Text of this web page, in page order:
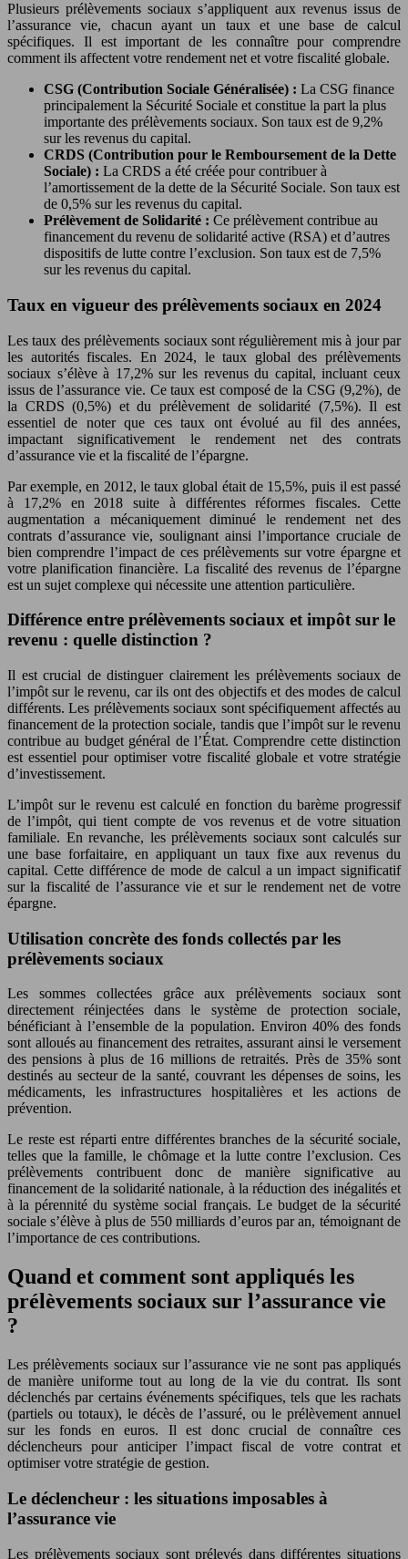
Plusieurs prélèvements sociaux s’appliquent aux revenus issus de
l’assurance vie, chacun ayant un taux et une base de calcul
spécifiques. Il est important de les connaître pour comprendre
comment ils affectent votre rendement net et votre fiscalité globale.
CSG (Contribution Sociale Généralisée) : La CSG finance
principalement la Sécurité Sociale et constitue la part la plus
importante des prélèvements sociaux. Son taux est de 9,2%
sur les revenus du capital.
CRDS (Contribution pour le Remboursement de la Dette
Sociale) : La CRDS a été créée pour contribuer à
l’amortissement de la dette de la Sécurité Sociale. Son taux est
de 0,5% sur les revenus du capital.
Prélèvement de Solidarité : Ce prélèvement contribue au
financement du revenu de solidarité active (RSA) et d’autres
dispositifs de lutte contre l’exclusion. Son taux est de 7,5%
sur les revenus du capital.
Taux en vigueur des prélèvements sociaux en 2024
Les taux des prélèvements sociaux sont régulièrement mis à jour par
les autorités fiscales. En 2024, le taux global des prélèvements
sociaux s’élève à 17,2% sur les revenus du capital, incluant ceux
issus de l’assurance vie. Ce taux est composé de la CSG (9,2%), de
la CRDS (0,5%) et du prélèvement de solidarité (7,5%). Il est
essentiel de noter que ces taux ont évolué au fil des années,
impactant significativement le rendement net des contrats
d’assurance vie et la fiscalité de l’épargne.
Par exemple, en 2012, le taux global était de 15,5%, puis il est passé
à 17,2% en 2018 suite à différentes réformes fiscales. Cette
augmentation a mécaniquement diminué le rendement net des
contrats d’assurance vie, soulignant ainsi l’importance cruciale de
bien comprendre l’impact de ces prélèvements sur votre épargne et
votre planification financière. La fiscalité des revenus de l’épargne
est un sujet complexe qui nécessite une attention particulière.
Différence entre prélèvements sociaux et impôt sur le
revenu : quelle distinction ?
Il est crucial de distinguer clairement les prélèvements sociaux de
l’impôt sur le revenu, car ils ont des objectifs et des modes de calcul
différents. Les prélèvements sociaux sont spécifiquement affectés au
financement de la protection sociale, tandis que l’impôt sur le revenu
contribue au budget général de l’État. Comprendre cette distinction
est essentiel pour optimiser votre fiscalité globale et votre stratégie
d’investissement.
L’impôt sur le revenu est calculé en fonction du barème progressif
de l’impôt, qui tient compte de vos revenus et de votre situation
familiale. En revanche, les prélèvements sociaux sont calculés sur
une base forfaitaire, en appliquant un taux fixe aux revenus du
capital. Cette différence de mode de calcul a un impact significatif
sur la fiscalité de l’assurance vie et sur le rendement net de votre
épargne.
Utilisation concrète des fonds collectés par les
prélèvements sociaux
Les sommes collectées grâce aux prélèvements sociaux sont
directement réinjectées dans le système de protection sociale,
bénéficiant à l’ensemble de la population. Environ 40% des fonds
sont alloués au financement des retraites, assurant ainsi le versement
des pensions à plus de 16 millions de retraités. Près de 35% sont
destinés au secteur de la santé, couvrant les dépenses de soins, les
médicaments, les infrastructures hospitalières et les actions de
prévention.
Le reste est réparti entre différentes branches de la sécurité sociale,
telles que la famille, le chômage et la lutte contre l’exclusion. Ces
prélèvements contribuent donc de manière significative au
financement de la solidarité nationale, à la réduction des inégalités et
à la pérennité du système social français. Le budget de la sécurité
sociale s’élève à plus de 550 milliards d’euros par an, témoignant de
l’importance de ces contributions.
Quand et comment sont appliqués les
prélèvements sociaux sur l’assurance vie
?
Les prélèvements sociaux sur l’assurance vie ne sont pas appliqués
de manière uniforme tout au long de la vie du contrat. Ils sont
déclenchés par certains événements spécifiques, tels que les rachats
(partiels ou totaux), le décès de l’assuré, ou le prélèvement annuel
sur les fonds en euros. Il est donc crucial de connaître ces
déclencheurs pour anticiper l’impact fiscal de votre contrat et
optimiser votre stratégie de gestion.
Le déclencheur : les situations imposables à
l’assurance vie
Les prélèvements sociaux sont prélevés dans différentes situations